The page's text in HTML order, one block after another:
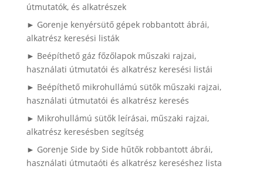
útmutatók, és alkatrészek
► Gorenje kenyérsütő gépek robbantott ábrái,
alkatrész keresési listák
► Beépíthető gáz főzőlapok műszaki rajzai,
használati útmutatói és alkatrész keresési listái
► Beépíthető mikrohullámú sütők műszaki rajzai,
használati útmutatói és alkatrész keresés
► Mikrohullámú sütők leírásai, műszaki rajzai,
alkatrész keresésben segítség
► Gorenje Side by Side hűtők robbantott ábrái,
használati útmutaóti és alkatrész kereséshez lista